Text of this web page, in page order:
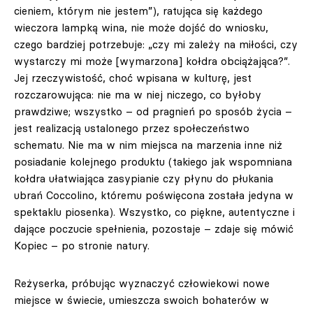
cieniem, którym nie jestem”), ratująca się każdego
wieczora lampką wina, nie może dojść do wniosku,
czego bardziej potrzebuje: „czy mi zależy na miłości, czy
wystarczy mi może [wymarzona] kołdra obciążająca?”.
Jej rzeczywistość, choć wpisana w kulturę, jest
rozczarowująca: nie ma w niej niczego, co byłoby
prawdziwe; wszystko – od pragnień po sposób życia –
jest realizacją ustalonego przez społeczeństwo
schematu. Nie ma w nim miejsca na marzenia inne niż
posiadanie kolejnego produktu (takiego jak wspomniana
kołdra ułatwiająca zasypianie czy płynu do płukania
ubrań Coccolino, któremu poświęcona została jedyna w
spektaklu piosenka). Wszystko, co piękne, autentyczne i
dające poczucie spełnienia, pozostaje – zdaje się mówić
Kopiec – po stronie natury.
Reżyserka, próbując wyznaczyć człowiekowi nowe
miejsce w świecie, umieszcza swoich bohaterów w